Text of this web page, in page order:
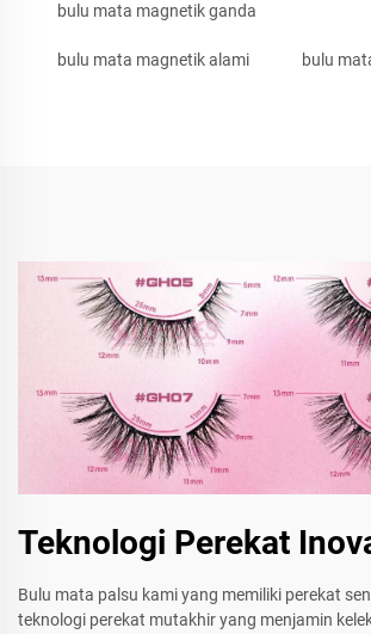
bulu mata magnetik ganda
bulu mata magnetik alami bulu
Teknologi Perekat
Bulu mata palsu kami yang memiliki perekat
teknologi perekat mutakhir yang menjamin